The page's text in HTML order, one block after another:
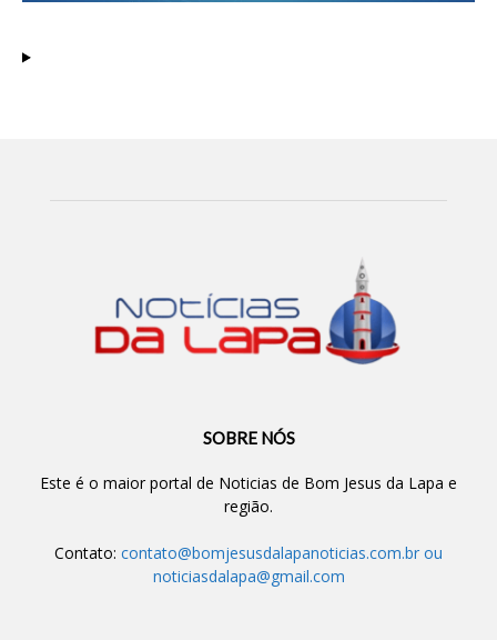
SOBRE NÓS
Este é o maior portal de Noticias de Bom Jesus da Lapa e
região.
Contato: contato@bomjesusdalapanoticias.com.br ou
noticiasdalapa@gmail.com